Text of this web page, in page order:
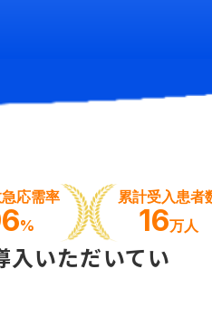
応需率
%
累計受入患者
16万人
いただいてい